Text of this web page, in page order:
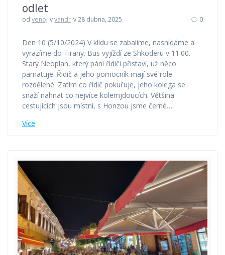
odlet
od venoj vvandr v 28 dubna, 2025 0
Den 10 (5/10/2024) V klidu se zabalíme, nasnídáme a
vyrazíme do Tirany. Bus vyjíždí ze Shkoderu v 11:00.
Starý Neoplan, který páni řidiči přistaví, už něco
pamatuje. Řidič a jeho pomocník mají své role
rozdělené. Zatím co řidič pokuřuje, jeho kolega se
snaží nahnat co nejvíce kolemjdoucích. Většina
cestujících jsou místní, s Honzou jsme černé…
Více